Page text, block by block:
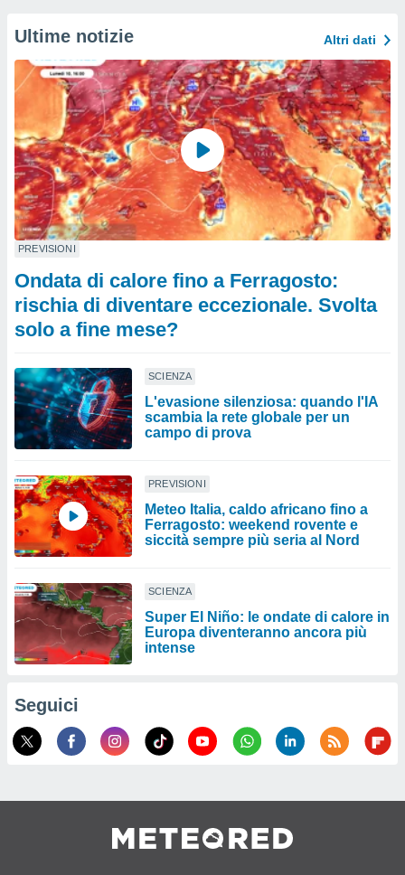
Ultime notizie Altri dati
PREVISIONI
Ondata di calore fino a Ferragosto:
rischia di diventare eccezionale. Svolta
solo a fine mese?
SCIENZA
L'evasione silenziosa: quando l'IA
scambia la rete globale per un
campo di prova
PREVISIONI
Meteo Italia, caldo africano fino a
Ferragosto: weekend rovente e
siccità sempre più seria al Nord
SCIENZA
Super El Niño: le ondate di calore in
Europa diventeranno ancora più
intense
Seguici